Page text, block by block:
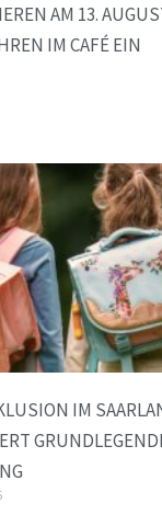
AM 13.
IM CAFÉ EIN
IM